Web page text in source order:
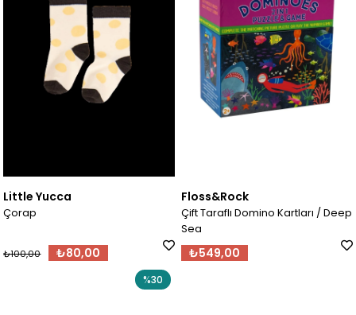
Little Yucca
Çorap
₺80,00
₺100,00
Floss&Rock
Çift Taraflı Domino Kartları / Deep
Sea
₺549,00
%30